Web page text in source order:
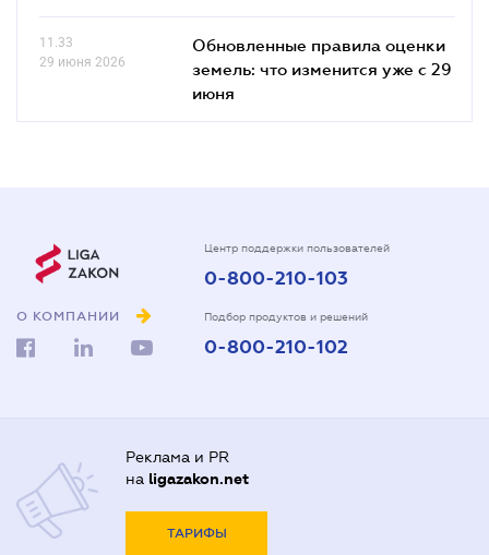
11.33
29 июня 2026
Обновленные правила оценки
земель: что изменится уже с 29
июня
О КОМПАНИИ
Центр поддержки пользователей
0-800-210-103
Подбор продуктов и решений
0-800-210-102
Реклама и PR
на ligazakon.net
ТАРИФЫ